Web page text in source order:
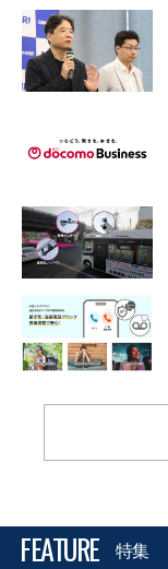
FEATURE 特集